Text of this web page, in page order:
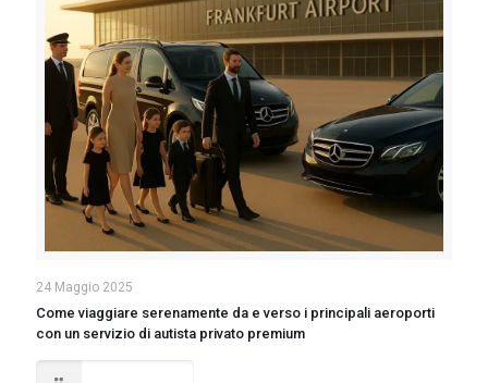
24 Maggio 2025
Come viaggiare serenamente da e verso i principali aeroporti
con un servizio di autista privato premium